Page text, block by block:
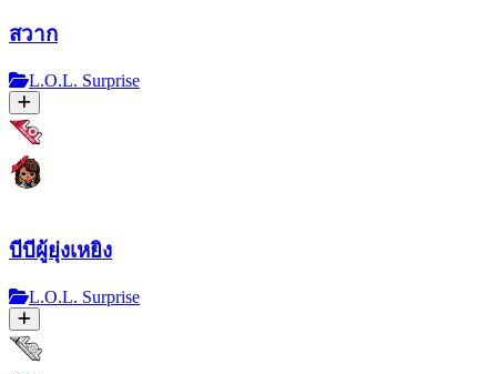
สวาก
L.O.L. Surprise
บีบีผู้ยุ่งเหยิง
L.O.L. Surprise